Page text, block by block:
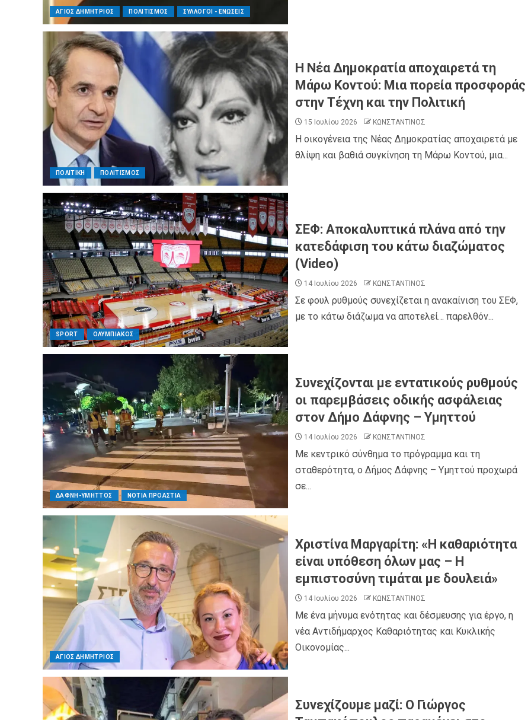
ΑΓΙΟΣ ΔΗΜΗΤΡΙΟΣ ΠΟΛΙΤΙΣΜΟΣ ΣΥΛΛΟΓΟΙ - ΕΝΩΣΕΙΣ
ΠΟΛΙΤΙΚΗ ΠΟΛΙΤΙΣΜΟΣ
Η Νέα Δημοκρατία αποχαιρετά τη
Μάρω Κοντού: Μια πορεία προσφοράς
στην Τέχνη και την Πολιτική
15 Ιουλίου 2026 ΚΩΝΣΤΑΝΤΙΝΟΣ
Η οικογένεια της Νέας Δημοκρατίας αποχαιρετά με
θλίψη και βαθιά συγκίνηση τη Μάρω Κοντού, μια...
SPORT ΟΛΥΜΠΙΑΚΟΣ
ΣΕΦ: Αποκαλυπτικά πλάνα από την
κατεδάφιση του κάτω διαζώματος
(Video)
14 Ιουλίου 2026 ΚΩΝΣΤΑΝΤΙΝΟΣ
Σε φουλ ρυθμούς συνεχίζεται η ανακαίνιση του ΣΕΦ,
με το κάτω διάζωμα να αποτελεί… παρελθόν...
ΔΑΦΝΗ-ΥΜΗΤΤΟΣ ΝΟΤΙΑ ΠΡΟΑΣΤΙΑ
Συνεχίζονται με εντατικούς ρυθμούς
οι παρεμβάσεις οδικής ασφάλειας
στον Δήμο Δάφνης – Υμηττού
14 Ιουλίου 2026 ΚΩΝΣΤΑΝΤΙΝΟΣ
Με κεντρικό σύνθημα το πρόγραμμα και τη
σταθερότητα, ο Δήμος Δάφνης – Υμηττού προχωρά
σε...
ΑΓΙΟΣ ΔΗΜΗΤΡΙΟΣ
Χριστίνα Μαργαρίτη: «Η καθαριότητα
είναι υπόθεση όλων μας – Η
εμπιστοσύνη τιμάται με δουλειά»
14 Ιουλίου 2026 ΚΩΝΣΤΑΝΤΙΝΟΣ
Με ένα μήνυμα ενότητας και δέσμευσης για έργο, η
νέα Αντιδήμαρχος Καθαριότητας και Κυκλικής
Οικονομίας...
Συνεχίζουμε μαζί: Ο Γιώργος